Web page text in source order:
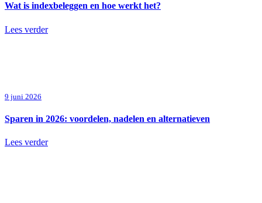
Wat is indexbeleggen en hoe werkt het?
Lees verder
9 juni 2026
Sparen in 2026: voordelen, nadelen en alternatieven
Lees verder